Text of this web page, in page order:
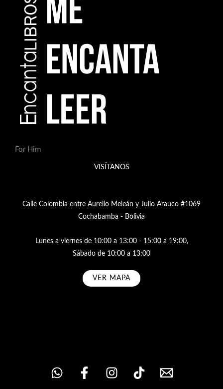
For Him
VISÍTANOS
Calle Colombia entre Aurelio Meleán y Julio Arauco #1069
Cochabamba - Bolivia
Lunes a viernes de 10:00 a 13:00 - 15:00 a 19:00,
Sábado de 10:00 a 13:00
VER MAPA